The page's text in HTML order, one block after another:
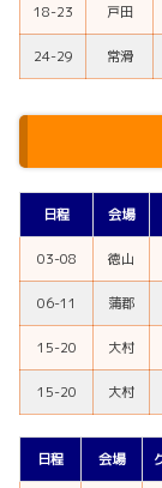
18-23 戸田
24-29 常滑
日程 会場
03-08 徳山
06-11 蒲郡
15-20 大村
15-20 大村
日程 会場